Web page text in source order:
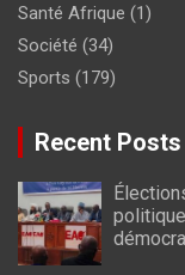
Santé Afrique (1)
Société (34)
Sports (179)
Recent Posts